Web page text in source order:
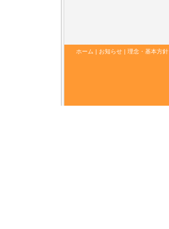
ホーム | お知らせ | 理念・基本方針